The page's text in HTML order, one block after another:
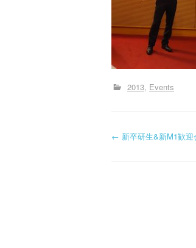
2013 Events
投
← 新卒研生&新M1歓